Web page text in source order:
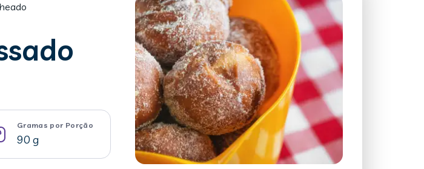
Gramas por Porção
90 g